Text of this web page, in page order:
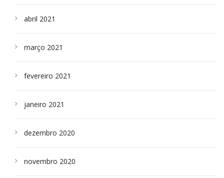
abril 2021
março 2021
fevereiro 2021
janeiro 2021
dezembro 2020
novembro 2020